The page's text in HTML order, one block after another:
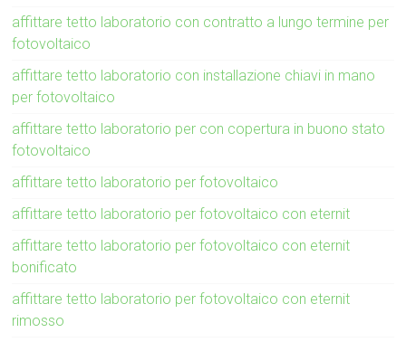
affittare tetto laboratorio con contratto a lungo termine per
fotovoltaico
affittare tetto laboratorio con installazione chiavi in mano
per fotovoltaico
affittare tetto laboratorio per con copertura in buono stato
fotovoltaico
affittare tetto laboratorio per fotovoltaico
affittare tetto laboratorio per fotovoltaico con eternit
affittare tetto laboratorio per fotovoltaico con eternit
bonificato
affittare tetto laboratorio per fotovoltaico con eternit
rimosso